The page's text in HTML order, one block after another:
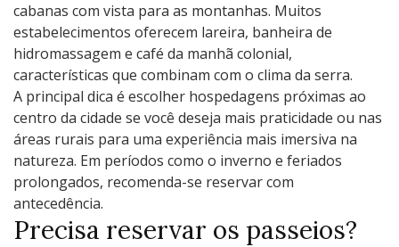
cabanas com vista para as montanhas. Muitos
estabelecimentos oferecem lareira, banheira de
hidromassagem e café da manhã colonial,
características que combinam com o clima da serra.
A principal dica é escolher hospedagens próximas ao
centro da cidade se você deseja mais praticidade ou nas
áreas rurais para uma experiência mais imersiva na
natureza. Em períodos como o inverno e feriados
prolongados, recomenda-se reservar com
antecedência.
Precisa reservar os passeios?